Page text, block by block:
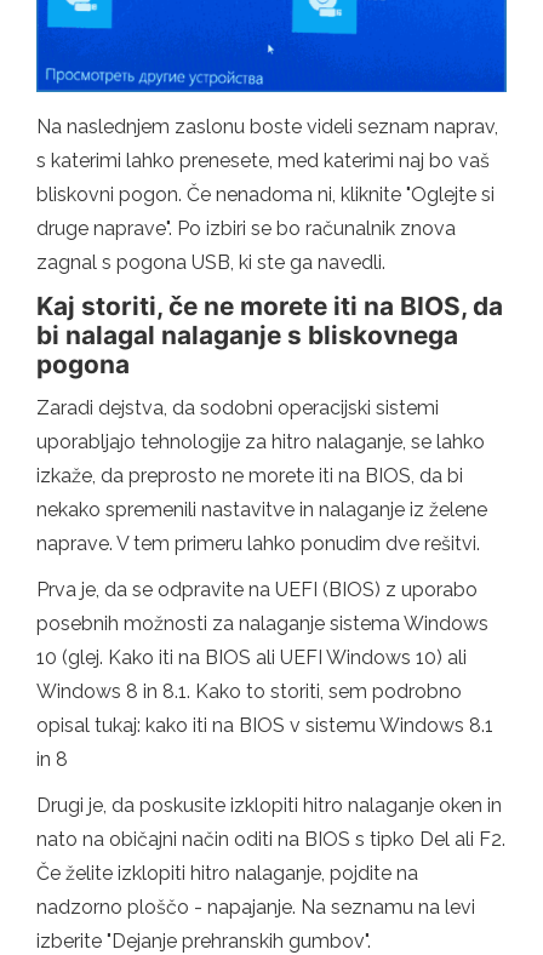
Na naslednjem zaslonu boste videli seznam naprav,
s katerimi lahko prenesete, med katerimi naj bo vaš
bliskovni pogon. Če nenadoma ni, kliknite "Oglejte si
druge naprave". Po izbiri se bo računalnik znova
zagnal s pogona USB, ki ste ga navedli.
Kaj storiti, če ne morete iti na BIOS, da
bi nalagal nalaganje s bliskovnega
pogona
Zaradi dejstva, da sodobni operacijski sistemi
uporabljajo tehnologije za hitro nalaganje, se lahko
izkaže, da preprosto ne morete iti na BIOS, da bi
nekako spremenili nastavitve in nalaganje iz želene
naprave. V tem primeru lahko ponudim dve rešitvi.
Prva je, da se odpravite na UEFI (BIOS) z uporabo
posebnih možnosti za nalaganje sistema Windows
10 (glej. Kako iti na BIOS ali UEFI Windows 10) ali
Windows 8 in 8.1. Kako to storiti, sem podrobno
opisal tukaj: kako iti na BIOS v sistemu Windows 8.1
in 8
Drugi je, da poskusite izklopiti hitro nalaganje oken in
nato na običajni način oditi na BIOS s tipko Del ali F2.
Če želite izklopiti hitro nalaganje, pojdite na
nadzorno ploščo - napajanje. Na seznamu na levi
izberite "Dejanje prehranskih gumbov".